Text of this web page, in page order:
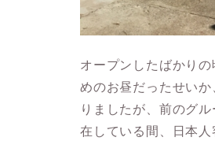
オープンしたばかり
めのお昼だったせい
りましたが、前のグ
在している間、日本